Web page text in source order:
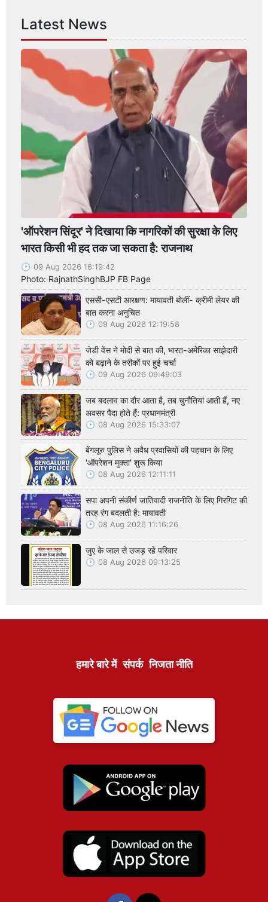
Latest News
'ऑपरेशन सिंदूर' ने दिखाया कि नागरिकों की सुरक्षा के लिए
भारत किसी भी हद तक जा सकता है: राजनाथ
09 Aug 2026 16:19:42
Photo: RajnathSinghBJP FB Page
एससी-एसटी आरक्षण: मायावती बोलीं- क्रीमी लेयर की
बात करना अनुचित
09 Aug 2026 12:19:58
जेडी वेंस ने मोदी से बात की, भारत-अमेरिका साझेदारी
को बढ़ाने के तरीकों पर हुई चर्चा
09 Aug 2026 09:49:03
जब बदलाव का दौर आता है, तब चुनौतियां आती हैं, नए
अवसर पैदा होते हैं: प्रधानमंत्री
08 Aug 2026 15:33:07
बेंगलूरु पुलिस ने अवैध प्रवासियों की पहचान के लिए
'ऑपरेशन मुक्ता' शुरू किया
08 Aug 2026 12:11:11
सपा अपनी संकीर्ण जातिवादी राजनीति के लिए गिरगिट की
तरह रंग बदलती है: मायावती
08 Aug 2026 11:16:26
जुए के जाल से उजड़ रहे परिवार
08 Aug 2026 09:13:25
हमारे बारे में संपर्क निजता नीति